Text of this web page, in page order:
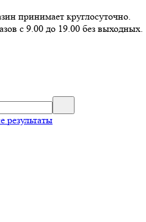
принимает круглосуточно.
с 9.00 до 19.00 без выходных.
результаты